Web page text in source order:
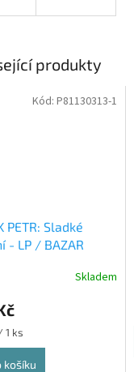
produkty
PETR: Sladké
- LP / BAZAR
Skladem
1 ks
košíku
Kód: P81130313-1